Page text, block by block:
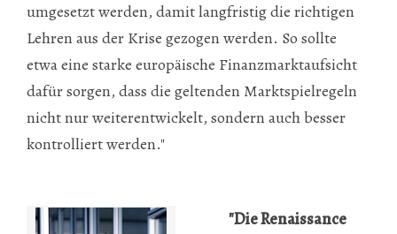
umgesetzt werden, damit langfristig die richtigen
Lehren aus der Krise gezogen werden. So sollte
etwa eine starke europäische Finanzmarktaufsicht
dafür sorgen, dass die geltenden Marktspielregeln
nicht nur weiterentwickelt, sondern auch besser
kontrolliert werden."
"Die Renaissance